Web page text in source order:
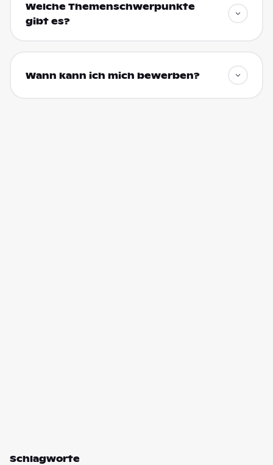
Welche Themenschwerpunkte
gibt es?
Wann kann ich mich bewerben?
Schlagworte